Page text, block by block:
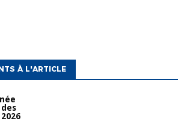
À L'ARTICLE